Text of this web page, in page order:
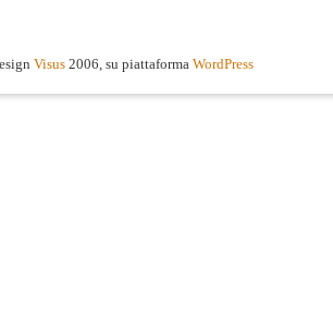
Visus 2006, su piattaforma WordPress